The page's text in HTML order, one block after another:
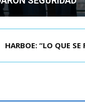
BIMINISTRO MAS